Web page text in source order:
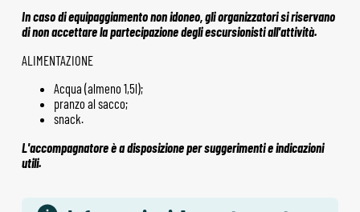
In caso di equipaggiamento non idoneo, gli organizzatori si riservano
di non accettare la partecipazione degli escursionisti all'attività.
ALIMENTAZIONE
Acqua (almeno 1,5l);
pranzo al sacco;
snack.
L'accompagnatore è a disposizione per suggerimenti e indicazioni
utili.